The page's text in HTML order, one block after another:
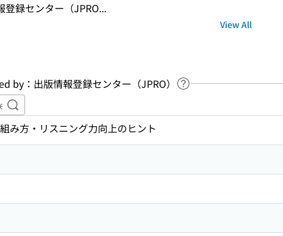
録センター（JPRO...
View All
by：出版情報登録センター（JPRO）
Link to Help Page
Perform keyword search of the table of contents
み方・リスニング力向上のヒント